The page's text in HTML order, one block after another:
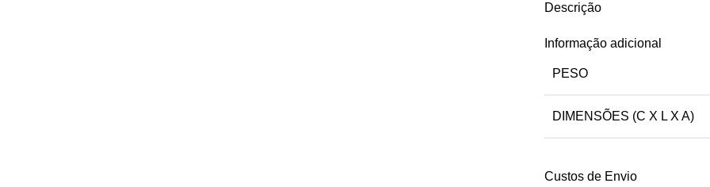
Descrição
Informação adicional
PESO
DIMENSÕES (C X L X A)
Custos de Envio